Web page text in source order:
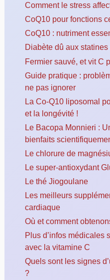
Comment le stress
CoQ10 pour fonctions
CoQ10 : nutriment
Diabète dû aux
Fermier sauvé, et vit C
Guide pratique :
ne pas ignorer
La Co-Q10 liposomal
et la longévité !
Le Bacopa Monnieri :
bienfaits
Le chlorure de
Le super-antioxydant
Le thé Jiogoulane
Les meilleurs
cardiaque
Où et comment
Plus d’infos médicales
avec la vitamine C
Quels sont les signes
?